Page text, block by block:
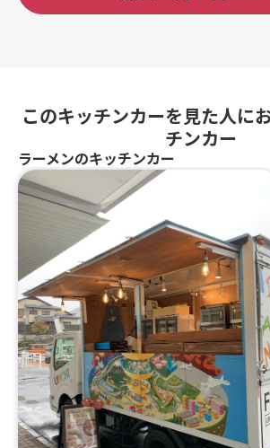
このキッチンカーを見た人に
チンカー
ラーメンのキッチンカー